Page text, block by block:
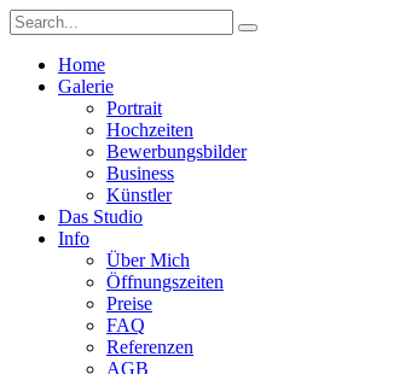
Home
Galerie
Portrait
Hochzeiten
Bewerbungsbilder
Business
Künstler
Das Studio
Info
Über Mich
Öffnungszeiten
Preise
FAQ
Referenzen
AGB